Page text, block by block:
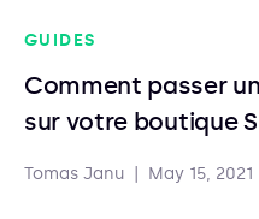
GUIDES
Comment passer
sur votre boutique
Tomas Janu May 15, 2021